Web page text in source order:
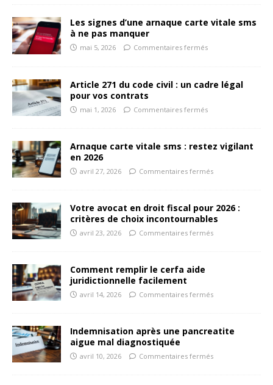
Les signes d’une arnaque carte vitale sms
à ne pas manquer
mai 5, 2026 Commentaires fermés
Article 271 du code civil : un cadre légal
pour vos contrats
mai 1, 2026 Commentaires fermés
Arnaque carte vitale sms : restez vigilant
en 2026
avril 27, 2026 Commentaires fermés
Votre avocat en droit fiscal pour 2026 :
critères de choix incontournables
avril 23, 2026 Commentaires fermés
Comment remplir le cerfa aide
juridictionnelle facilement
avril 14, 2026 Commentaires fermés
Indemnisation après une pancreatite
aigue mal diagnostiquée
avril 10, 2026 Commentaires fermés